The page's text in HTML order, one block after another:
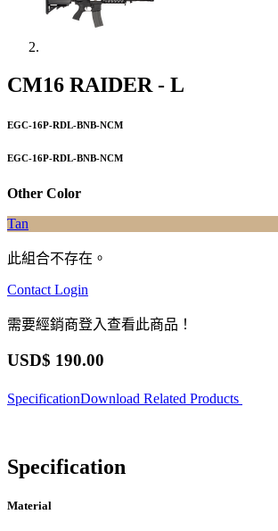
CM16 RAIDER - L
EGC-16P-RDL-BNB-NCM
EGC-16P-RDL-BNB-NCM
Other Color
Tan
此組合不存在。
Contact Login
需要經銷商登入查看此商品！
USD$ 190.00
SpecificationDownload Related Products
Specification
Material